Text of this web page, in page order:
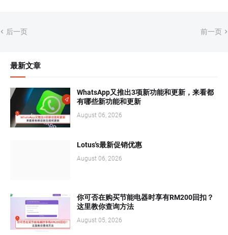
后一页 前一页
最新文章
WhatsApp又推出3项新功能和更新，来看都
有哪些新功能和更新
August 06, 2026
Lotus's最新促销优惠
August 06, 2026
你可否在购买节能电器时享有RM200回扣？
这里教你查询方法
August 05, 2026